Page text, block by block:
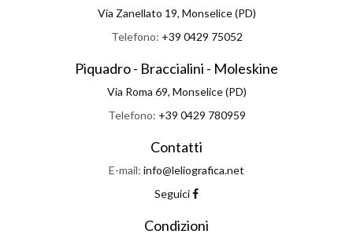
Via Zanellato 19, Monselice (PD)
Telefono: +39 0429 75052
Piquadro - Braccialini - Moleskine
Via Roma 69, Monselice (PD)
Telefono: +39 0429 780959
Contatti
E-mail: info@leliografica.net
Seguici
Condizioni